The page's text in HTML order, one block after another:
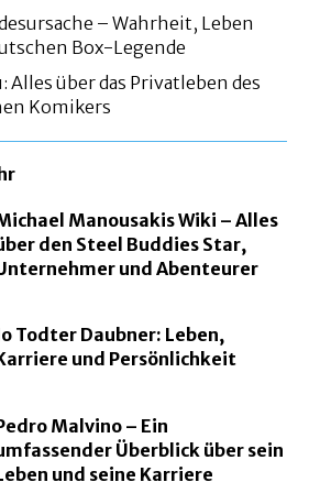
– Wahrheit, Leben
Box-Legende
Alles über das Privatleben des
Komikers
Manousakis Wiki – Alles
den Steel Buddies Star,
und Abenteurer
Todter Daubner: Leben,
und Persönlichkeit
Malvino – Ein
Überblick über sein
und seine Karriere